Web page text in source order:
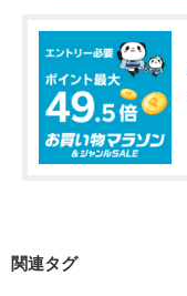
関連タグ